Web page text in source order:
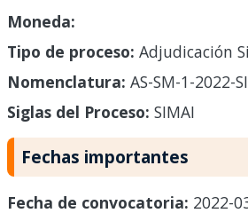
Moneda:
Tipo de proceso: Adjudicación
Nomenclatura: AS-SM-1-2022-
Siglas del Proceso: SIMAI
Fechas importantes
Fecha de convocatoria: 2022-